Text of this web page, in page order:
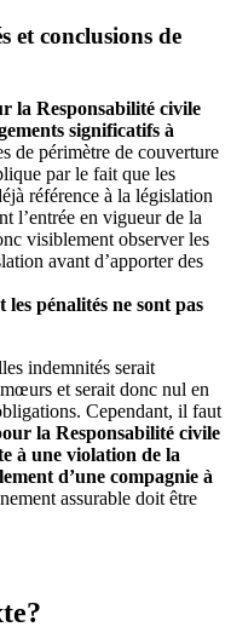
et conclusions de
la Responsabilité civile
significatifs à
de périmètre de couverture
par le fait que les
référence à la législation
l’entrée en vigueur de la
visiblement observer les
avant d’apporter des
les pénalités ne sont pas
indemnités serait
et serait donc nul en
Cependant, il faut
la Responsabilité civile
à une violation de la
d’une compagnie à
assurable doit être